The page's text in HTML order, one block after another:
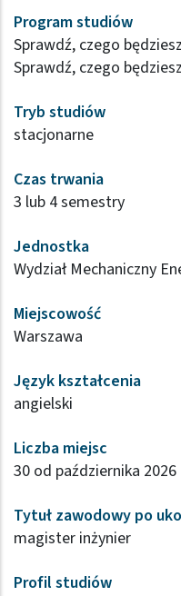
Program studiów
Sprawdź, czego
Sprawdź, czego
Tryb studiów
stacjonarne
Czas trwania
3 lub 4 semestry
Jednostka
Wydział Mechaniczny
Miejscowość
Warszawa
Język kształcenia
angielski
Liczba miejsc
30 od października 2026
Tytuł zawodowy po
magister inżynier
Profil studiów